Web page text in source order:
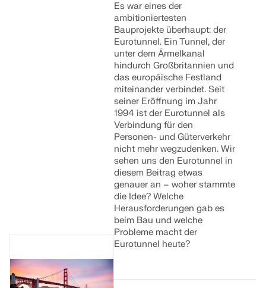
Es war eines der
ambitioniertesten
Bauprojekte überhaupt: der
Eurotunnel. Ein Tunnel, der
unter dem Ärmelkanal
hindurch Großbritannien und
das europäische Festland
miteinander verbindet. Seit
seiner Eröffnung im Jahr
1994 ist der Eurotunnel als
Verbindung für den
Personen- und Güterverkehr
nicht mehr wegzudenken. Wir
sehen uns den Eurotunnel in
diesem Beitrag etwas
genauer an – woher stammte
die Idee? Welche
Herausforderungen gab es
beim Bau und welche
Probleme macht der
Eurotunnel heute?